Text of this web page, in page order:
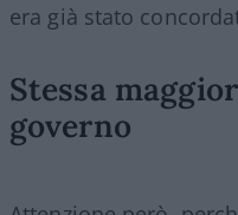
era già stato
Stessa
governo